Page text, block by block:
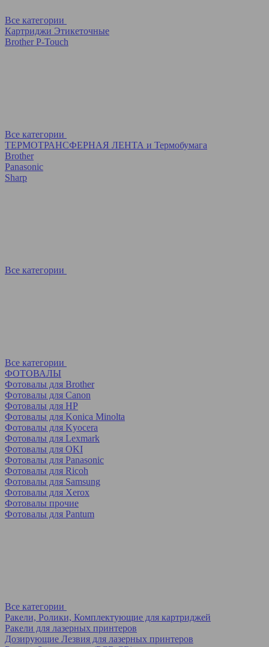
Все категории
Картриджи Этикеточные
Brother P-Touch
Все категории
ТЕРМОТРАНСФЕРНАЯ ЛЕНТА и Термобумага
Brother
Panasonic
Sharp
Все категории
Все категории
ФОТОВАЛЫ
Фотовалы для Brother
Фотовалы для Canon
Фотовалы для HP
Фотовалы для Koniсa Minolta
Фотовалы для Kyocera
Фотовалы для Lexmark
Фотовалы для OKI
Фотовалы для Panasonic
Фотовалы для Ricoh
Фотовалы для Samsung
Фотовалы для Xerox
Фотовалы прочие
Фотовалы для Pantum
Все категории
Ракели, Ролики, Комплектующие для картриджей
Ракели для лазерных принтеров
Дозирующие Лезвия для лазерных принтеров